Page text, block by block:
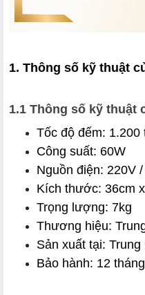
1. Thông số kỹ thuật
1.1 Thông số kỹ thuật
Tốc độ đếm: 1.200
Công suất: 60W
Nguồn điện: 220V
Kích thước: 36cm
Trọng lượng: 7kg
Thương hiệu:
Sản xuất tại: Trung
Bảo hành: 12 tháng